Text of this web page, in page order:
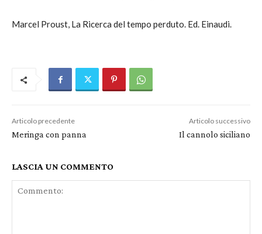
Marcel Proust, La Ricerca del tempo perduto. Ed. Einaudi.
Articolo precedente
Meringa con panna
Articolo successivo
Il cannolo siciliano
LASCIA UN COMMENTO